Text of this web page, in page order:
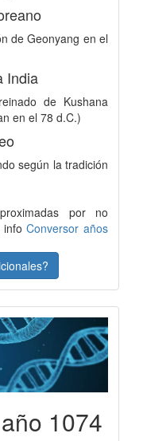
de Geonyang en el
India
de Kushana
en el 78 d.C.)
según la tradición
por no
Conversor años
1074